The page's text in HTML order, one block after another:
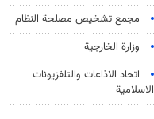
مجمع تشخيص مصلحة النظام
وزارة الخارجية
اتحاد الاذاعات والتلفزيونات
الاسلامية